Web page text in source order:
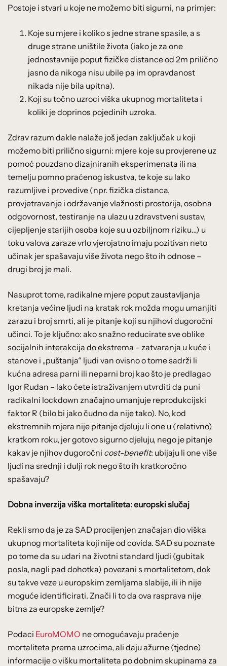
Postoje i stvari u koje ne možemo biti sigurni, na primjer:
Koje su mjere i koliko s jedne strane spasile, a s
druge strane uništile života (iako je za one
jednostavnije poput fizičke distance od 2m prilično
jasno da nikoga nisu ubile pa im opravdanost
nikada nije bila upitna).
Koji su točno uzroci viška ukupnog mortaliteta i
koliki je doprinos pojedinih uzroka.
Zdrav razum dakle nalaže još jedan zaključak u koji
možemo biti prilično sigurni: mjere koje su provjerene uz
pomoć pouzdano dizajniranih eksperimenata ili na
temelju pomno praćenog iskustva, te koje su lako
razumljive i provedive (npr. fizička distanca,
provjetravanje i održavanje vlažnosti prostorija, osobna
odgovornost, testiranje na ulazu u zdravstveni sustav,
cijepljenje starijih osoba koje su u ozbiljnom riziku…) u
toku valova zaraze vrlo vjerojatno imaju pozitivan neto
učinak jer spašavaju više života nego što ih odnose –
drugi broj je mali.
Nasuprot tome, radikalne mjere poput zaustavljanja
kretanja većine ljudi na kratak rok možda mogu umanjiti
zarazu i broj smrti, ali je pitanje koji su njihovi dugoročni
učinci. To je ključno: ako snažno reducirate sve oblike
socijalnih interakcija do ekstrema – zatvaranja u kuće i
stanove i „puštanja“ ljudi van ovisno o tome sadrži li
kućna adresa parni ili neparni broj kao što je predlagao
Igor Rudan – lako ćete istraživanjem utvrditi da puni
radikalni lockdown značajno umanjuje reprodukcijski
faktor R (bilo bi jako čudno da nije tako). No, kod
ekstremnih mjera nije pitanje djeluju li one u (relativno)
kratkom roku, jer gotovo sigurno djeluju, nego je pitanje
kakav je njihov dugoročni cost-benefit: ubijaju li one više
ljudi na srednji i dulji rok nego što ih kratkoročno
spašavaju?
Dobna inverzija viška mortaliteta: europski slučaj
Rekli smo da je za SAD procijenjen značajan dio viška
ukupnog mortaliteta koji nije od covida. SAD su poznate
po tome da su udari na životni standard ljudi (gubitak
posla, nagli pad dohotka) povezani s mortalitetom, dok
su takve veze u europskim zemljama slabije, ili ih nije
moguće identificirati. Znači li to da ova rasprava nije
bitna za europske zemlje?
Podaci EuroMOMO ne omogućavaju praćenje
mortaliteta prema uzrocima, ali daju ažurne (tjedne)
informacije o višku mortaliteta po dobnim skupinama za